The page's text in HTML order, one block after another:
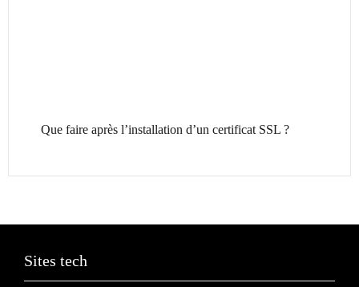
Que faire après l’installation d’un certificat SSL ?
Sites tech